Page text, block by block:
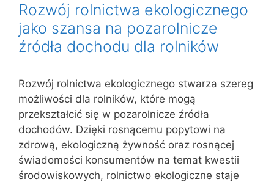
Rozwój rolnictwa ekologicznego
jako szansa na pozarolnicze
źródła dochodu dla rolników
Rozwój rolnictwa ekologicznego stwarza szereg
możliwości dla rolników, które mogą
przekształcić się w pozarolnicze źródła
dochodów. Dzięki rosnącemu popytowi na
zdrową, ekologiczną żywność oraz rosnącej
świadomości konsumentów na temat kwestii
środowiskowych, rolnictwo ekologiczne staje